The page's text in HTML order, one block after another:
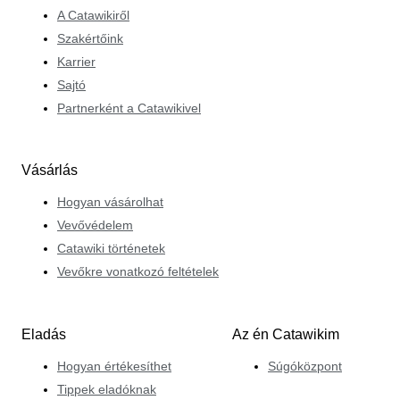
minden tételt megfelelően, mégis gyorsan értékeljen, és
hogy vonzó árveréseket állítson össze. Annak
bánásmódban részesíti ügyfeleit, és segítőkész minden
igénnyel vagy kérdéssel kapcsolatban.
A Catawikiről
Szakértőink
Karrier
Sajtó
Partnerként a Catawikivel
Vásárlás
Hogyan vásárolhat
Vevővédelem
Catawiki történetek
Vevőkre vonatkozó feltételek
Eladás
Hogyan értékesíthet
Tippek eladóknak
Az én Catawikim
Súgóközpont